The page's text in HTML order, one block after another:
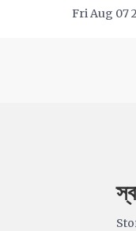
Fri Aug 07